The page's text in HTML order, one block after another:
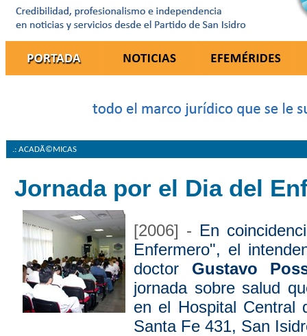
.: ACADÃ©MICAS
Jornada por el Dia del
[2006] - En
Enfermero", el
doctor Gustavo
jornada sobre salud
en el Hospital Central
Santa Fe 431, San